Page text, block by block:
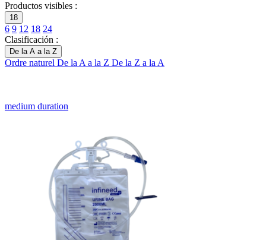
Productos visibles :
18
6 9 12 18 24
Clasificación :
De la A a la Z
Ordre naturel De la A a la Z De la Z a la A
medium duration